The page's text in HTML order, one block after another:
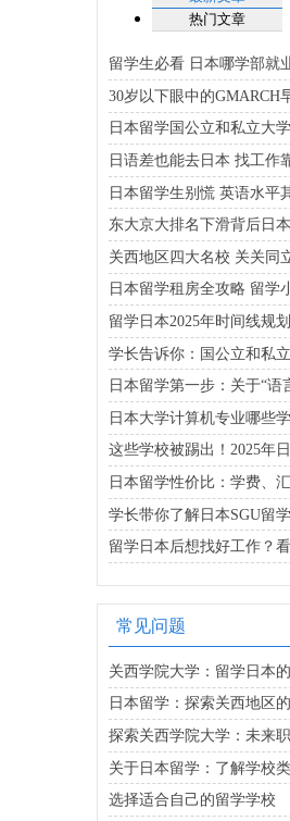
热门文章
留学生必看 日本哪学部就
日本留学国公立和私立大
日本留学生别慌 英语水平
东大京大排名下滑背后日
关西地区四大名校 关关同
日本留学租房全攻略 留学
留学日本2025年时间线规划
日本大学计算机专业哪些
学长带你了解日本SGU留
常见问题
关西学院大学：留学日本
日本留学：探索关西地区
选择适合自己的留学学校